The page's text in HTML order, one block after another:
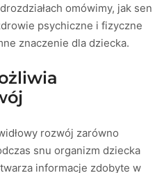
omówimy, jak sen
psychiczne i fizyczne
znaczenie dla dziecka.
rozwój zarówno
snu organizm dziecka
informacje zdobyte w